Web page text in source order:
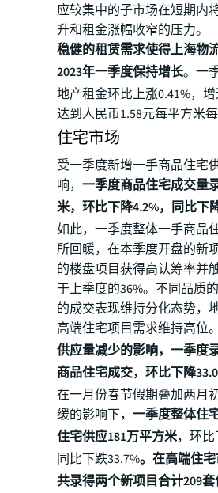
应较集中的子市场在短期内
升和租金涨幅收窄的压力。
稳健的租赁需求使得上海物
2023年一季度保持增长。一
地产租金环比上涨0.41%，增
达到人民币1.58元每平方米每
住宅市场
受一季度新增一手商品住宅
响， 一季度商品住宅成交量
米，环比下降4.2%，同比下
如此，一季度整体一手商品
所回暖，在本季度开盘的新
的楼盘项目获得高认筹率并
于上季度的36%。不同品质
的成交表现维持分化态势，
高端住宅项目需求维持高位。
供应量减少的影响，一季度
商品住宅成交，环比下降
在一月份春节假期叠加两月
缓的影响下， 一季度整体住
住宅供应181万平方米，环比
同比下跌33.7%。在高端住
共录得两个新项目合计209套